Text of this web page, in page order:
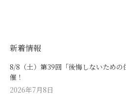
新着情報
8/8（土）第39回「後悔しないための
催！
2026年7月8日